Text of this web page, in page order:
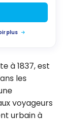
plus
à 1837, est
les
voyageurs
urbain à